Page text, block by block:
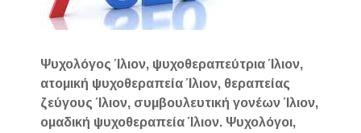
Ψυχολόγος Ίλιον, ψυχοθεραπεύτρια Ίλιον,
ατομική ψυχοθεραπεία Ίλιον, θεραπείας
ζεύγους Ίλιον, συμβουλευτική γονέων Ίλιον,
ομαδική ψυχοθεραπεία Ίλιον. Ψυχολόγοι,